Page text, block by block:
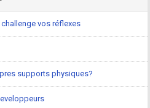
vos réflexes
supports physiques?